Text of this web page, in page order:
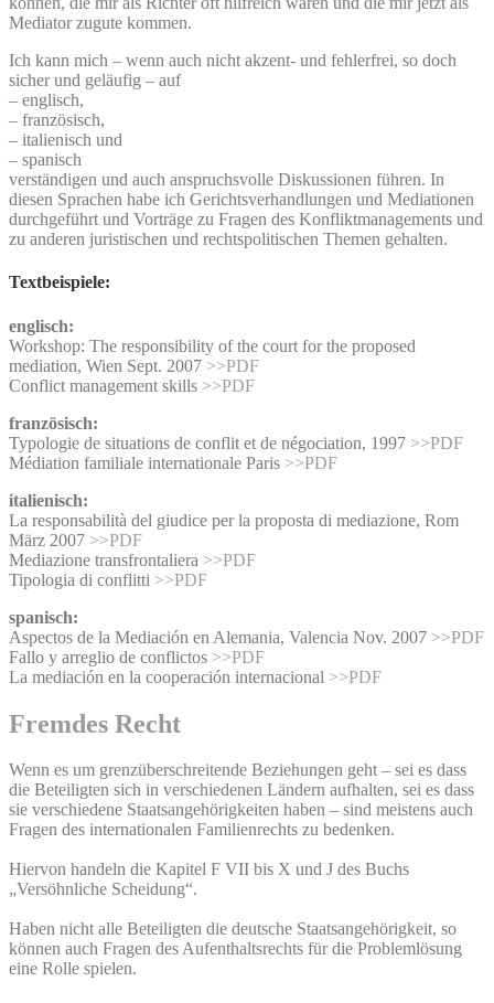
Mediator zugute kommen.
Ich kann mich – wenn auch nicht akzent- und fehlerfrei, so doch
sicher und geläufig – auf
– englisch,
– französisch,
– italienisch und
– spanisch
verständigen und auch anspruchsvolle Diskussionen führen. In
diesen Sprachen habe ich Gerichtsverhandlungen und Mediationen
durchgeführt und Vorträge zu Fragen des Konfliktmanagements und
zu anderen juristischen und rechtspolitischen Themen gehalten.
Textbeispiele:
englisch:
Workshop: The responsibility of the court for the proposed
mediation, Wien Sept. 2007 >>PDF
Conflict management skills >>PDF
französisch:
Typologie de situations de conflit et de négociation, 1997 >>PDF
Médiation familiale internationale Paris >>PDF
italienisch:
La responsabilità del giudice per la proposta di mediazione, Rom
März 2007 >>PDF
Mediazione transfrontaliera >>PDF
Tipologia di conflitti >>PDF
spanisch:
Aspectos de la Mediación en Alemania, Valencia Nov. 2007 >>PDF
Fallo y arreglio de conflictos >>PDF
La mediación en la cooperación internacional >>PDF
Fremdes Recht
Wenn es um grenzüberschreitende Beziehungen geht – sei es dass
die Beteiligten sich in verschiedenen Ländern aufhalten, sei es dass
sie verschiedene Staatsangehörigkeiten haben – sind meistens auch
Fragen des internationalen Familienrechts zu bedenken.
Hiervon handeln die Kapitel F VII bis X und J des Buchs
„Versöhnliche Scheidung“.
Haben nicht alle Beteiligten die deutsche Staatsangehörigkeit, so
können auch Fragen des Aufenthaltsrechts für die Problemlösung
eine Rolle spielen.